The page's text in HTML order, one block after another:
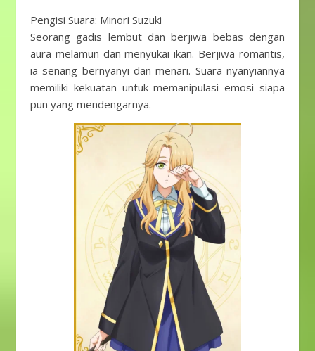
Pengisi Suara: Minori Suzuki
Seorang gadis lembut dan berjiwa bebas dengan
aura melamun dan menyukai ikan. Berjiwa romantis,
ia senang bernyanyi dan menari. Suara nyanyiannya
memiliki kekuatan untuk memanipulasi emosi siapa
pun yang mendengarnya.